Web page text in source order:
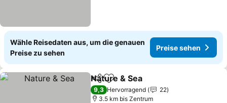
Wähle Reisedaten aus, um die genauen
Preise zu sehen
Preise sehen
TeilenZu Favoriten hinzufügen
Nature & Sea
9,3 Hervorragend
22
3.5 km bis Zentrum